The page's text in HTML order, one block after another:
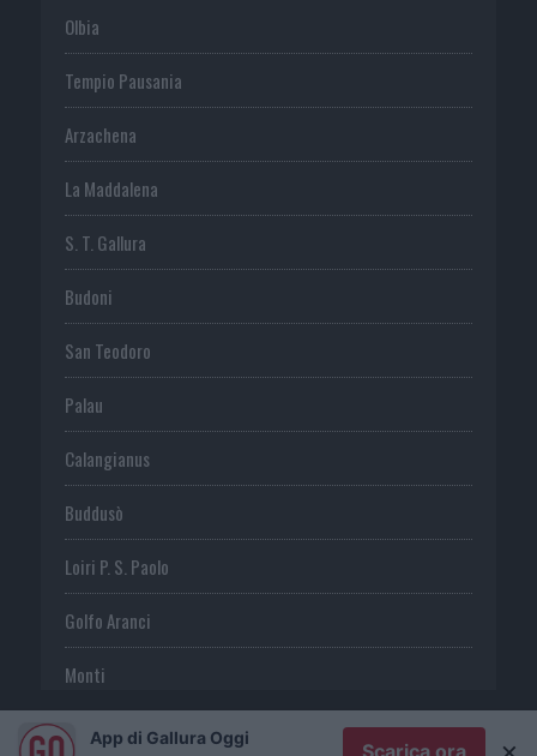
Olbia
Tempio Pausania
Arzachena
La Maddalena
S. T. Gallura
Budoni
San Teodoro
Palau
Calangianus
Buddusò
Loiri P. S. Paolo
Golfo Aranci
Monti
TeltiApp di Gallura Oggi
Scarica ora